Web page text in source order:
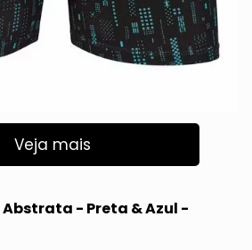
Veja mais
Abstrata - Preta & Azul -